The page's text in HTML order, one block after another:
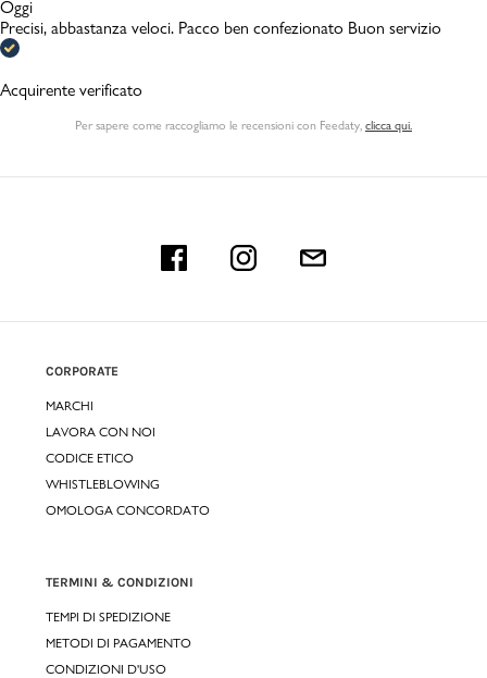
Oggi
Precisi, abbastanza veloci. Pacco ben confezionato Buon servizio
Acquirente verificato
Per sapere come raccogliamo le recensioni con Feedaty, clicca qui.
CORPORATE
MARCHI
LAVORA CON NOI
CODICE ETICO
WHISTLEBLOWING
OMOLOGA CONCORDATO
TERMINI & CONDIZIONI
TEMPI DI SPEDIZIONE
METODI DI PAGAMENTO
CONDIZIONI D'USO